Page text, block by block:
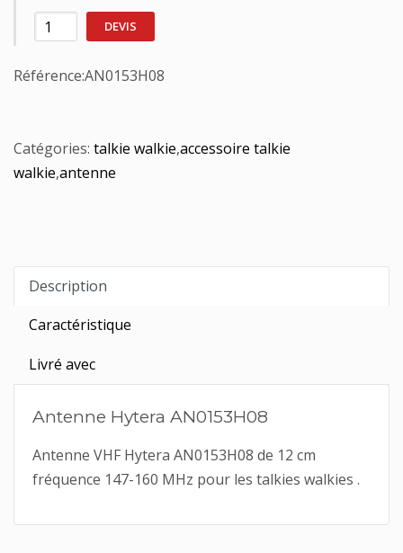
DEVIS
Référence:AN0153H08
Catégories: talkie walkie,accessoire talkie
walkie,antenne
Description
Caractéristique
Livré avec
Antenne Hytera AN0153H08
Antenne VHF Hytera AN0153H08 de 12 cm
fréquence 147-160 MHz pour les talkies walkies .